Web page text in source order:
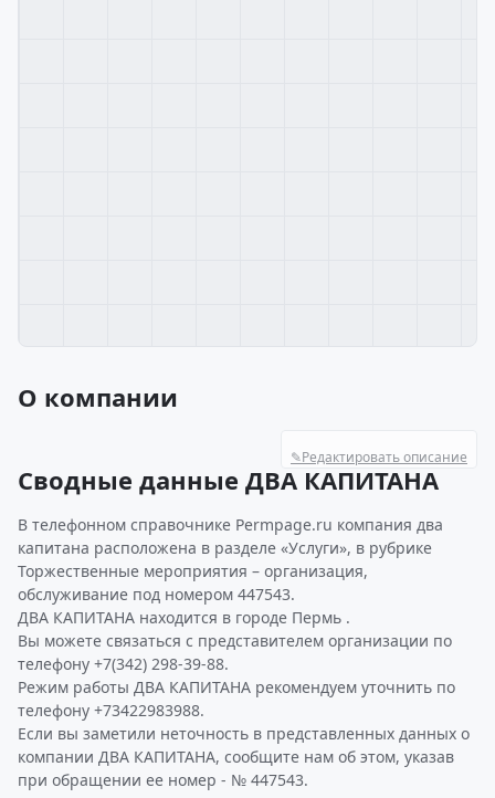
О компании
✎Редактировать описание
Сводные данные ДВА КАПИТАНА
В телефонном справочнике Permpage.ru компания два
капитана расположена в разделе «Услуги», в рубрике
Торжественные мероприятия – организация,
обслуживание под номером 447543.
ДВА КАПИТАНА находится в городе Пермь .
Вы можете связаться с представителем организации по
телефону +7(342) 298-39-88.
Режим работы ДВА КАПИТАНА рекомендуем уточнить по
телефону +73422983988.
Если вы заметили неточность в представленных данных о
компании ДВА КАПИТАНА, сообщите нам об этом, указав
при обращении ее номер - № 447543.